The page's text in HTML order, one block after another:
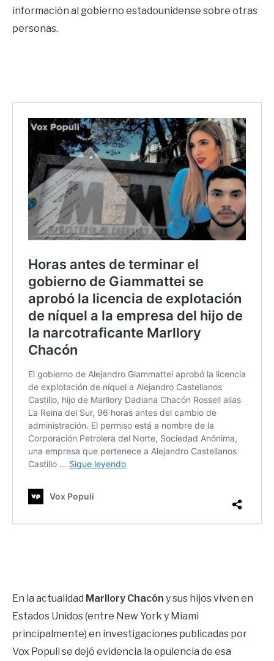
información al gobierno estadounidense sobre otras
personas.
En la actualidad Marllory Chacón y sus hijos viven en
Estados Unidos (entre New York y Miami
principalmente) en investigaciones publicadas por
Vox Populi se dejó evidencia la opulencia de esa